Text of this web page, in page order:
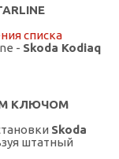
списка
- Skoda Kodiaq
КЛЮЧОМ
Skoda
штатный